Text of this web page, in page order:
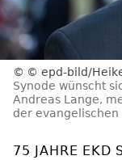
© epd-bild/
Synode wünscht
Andreas Lange,
der evangelischen
75 JAHRE EKD